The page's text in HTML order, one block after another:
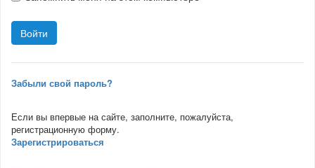
Забыли свой пароль?
Если вы впервые на сайте, заполните, пожалуйста,
регистрационную форму.
Зарегистрироваться